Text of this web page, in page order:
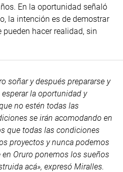
En la oportunidad señaló
la intención es de demostrar
hacer realidad, sin
soñar y después prepararse y
la oportunidad y
no estén todas las
se irán acomodando en
que todas las condiciones
proyectos y nunca podemos
Oruro ponemos los sueños
acá», expresó Miralles.